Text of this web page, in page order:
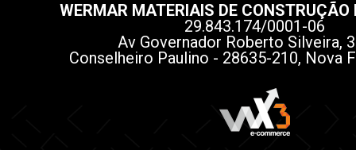
WERMAR MATERIAIS DE CONSTRUÇÃO
29.843.174/0001-06
Av Governador Roberto Silveira,
Conselheiro Paulino - 28635-210, Nova